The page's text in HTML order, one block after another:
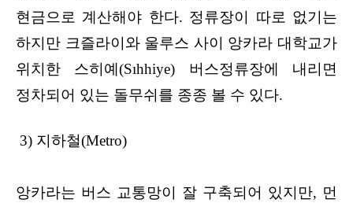
현금으로 계산해야 한다. 정류장이 따로 없기는
하지만 크즐라이와 울루스 사이 앙카라 대학교가
위치한 스히예(Sıhhiye) 버스정류장에 내리면
정차되어 있는 돌무쉬를 종종 볼 수 있다.
3) 지하철(Metro)
앙카라는 버스 교통망이 잘 구축되어 있지만, 먼